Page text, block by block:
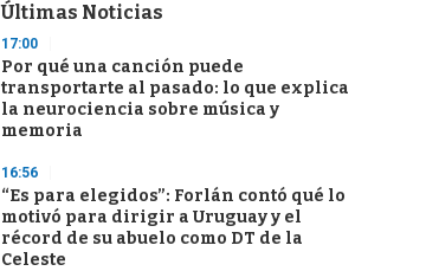
Últimas Noticias
17:00
Por qué una canción puede
transportarte al pasado: lo que explica
la neurociencia sobre música y
memoria
16:56
“Es para elegidos”: Forlán contó qué lo
motivó para dirigir a Uruguay y el
récord de su abuelo como DT de la
Celeste